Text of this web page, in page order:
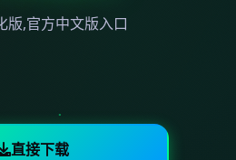
版,官方中文版入口
直接下载